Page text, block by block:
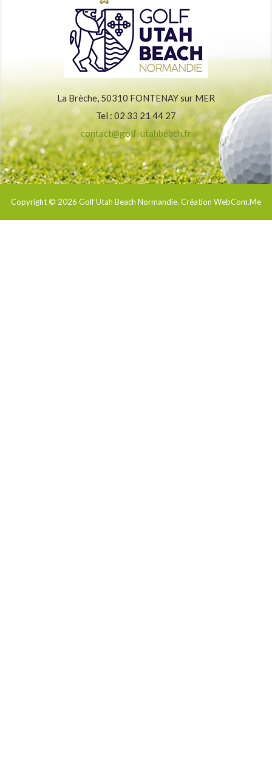
La Brèche, 50310 FONTENAY sur MER
Tel : 02 33 21 44 27
contact@golf-utahbeach.fr
Copyright © 2026 Golf Utah Beach Normandie. Création WebCom.Me